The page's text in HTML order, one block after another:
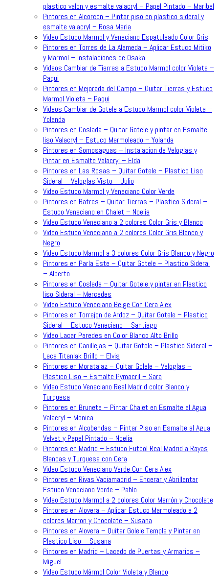
plastico valon y esmalte valacryl – Papel Pintado – Maribel
Pintores en Alcorcon – Pintar piso en plastico sideral y
esmalte valacryl – Rosa Maria
Video Estuco Marmol y Veneciano Espatuleado Color Gris
Pintores en Torres de La Alameda – Aplicar Estuco Mitiko
y Marmol – Instalaciones de Osaka
Videos Cambiar de Tierras a Estuco Marmol color Violeta –
Paqui
Pintores en Mejorada del Campo – Quitar Tierras y Estuco
Marmol Violeta – Paqui
Videos Cambiar de Gotele a Estuco Marmol color Violeta –
Yolanda
Pintores en Coslada – Quitar Gotele y pintar en Esmalte
liso Valacryl – Estuco Marmoleado – Yolanda
Pintores en Somosaguas – Instalacion de Veloglas y
Pintar en Esmalte Valacryl – Elda
Pintores en Las Rosas – Quitar Gotele – Plastico Liso
Sideral – Veloglas Visto – Julio
Video Estuco Marmol y Veneciano Color Verde
Pintores en Batres – Quitar Tierras – Plastico Sideral –
Estuco Veneciano en Chalet – Noelia
Video Estuco Veneciano a 2 colores Color Gris y Blanco
Video Estuco Veneciano a 2 colores Color Gris Blanco y
Negro
Video Estuco Marmol a 3 colores Color Gris Blanco y Negro
Pintores en Parla Este – Quitar Gotele – Plastico Sideral
– Alberto
Pintores en Coslada – Quitar Gotele y pintar en Plastico
liso Sideral – Mercedes
Video Estuco Veneciano Beige Con Cera Alex
Pintores en Torrejon de Ardoz – Quitar Gotele – Plastico
Sideral – Estuco Veneciano – Santiago
Video Lacar Paredes en Color Blanco Alto Brillo
Pintores en Canillejas – Quitar Gotele – Plastico Sideral –
Laca Titanlak Brillo – Elvis
Pintores en Moratalaz – Quitar Golele – Veloglas –
Plastico Liso – Esmalte Pymacril – Sara
Video Estuco Veneciano Real Madrid color Blanco y
Turquesa
Pintores en Brunete – Pintar Chalet en Esmalte al Agua
Valacryl – Monica
Pintores en Alcobendas – Pintar Piso en Esmalte al Agua
Velvet y Papel Pintado – Noelia
Pintores en Madrid – Estuco Futbol Real Madrid a Rayas
Blancas y Turquesa con Cera
Video Estuco Veneciano Verde Con Cera Alex
Pintores en Rivas Vaciamadrid – Encerar y Abrillantar
Estuco Veneciano Verde – Pablo
Video Estuco Marmol a 2 colores Color Marrón y Chocolate
Pintores en Alovera – Aplicar Estuco Marmoleado a 2
colores Marron y Chocolate – Susana
Pintores en Alovera – Quitar Golele Temple y Pintar en
Plastico Liso – Susana
Pintores en Madrid – Lacado de Puertas y Armarios –
Miguel
Video Estuco Mármol Color Violeta y Blanco